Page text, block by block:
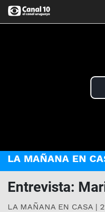
LA MAÑANA EN
Entrevista:
LA MAÑANA EN CASA |